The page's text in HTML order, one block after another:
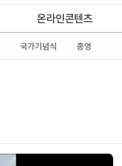
국가기념식 종영
온라인콘텐츠